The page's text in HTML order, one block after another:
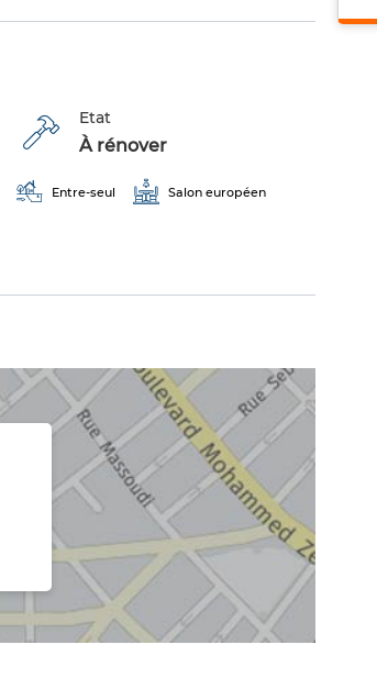
Etat
À rénover
Entre-seul Salon européen